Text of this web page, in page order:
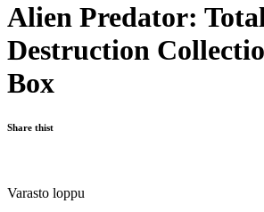
Alien Predator:
Destruction
Box
Share thist
Varasto loppu